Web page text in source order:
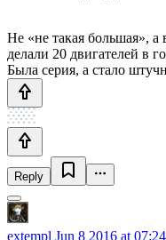
Не «не такая большая»,
делали 20 двигателей в
Была серия, а стало
Reply
extempl Jun 8 2016 at 07:24